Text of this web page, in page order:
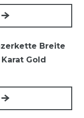
Breite
Gold